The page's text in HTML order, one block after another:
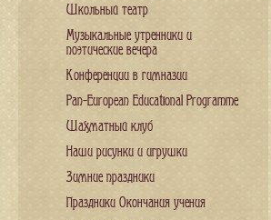
Школьный театр
Музыкальные утренники и
поэтические вечера
Конференции в гимназии
Pan-European Educational Programme
Шахматный клуб
Наши рисунки и игрушки
Зимние праздники
Праздники Окончания учения